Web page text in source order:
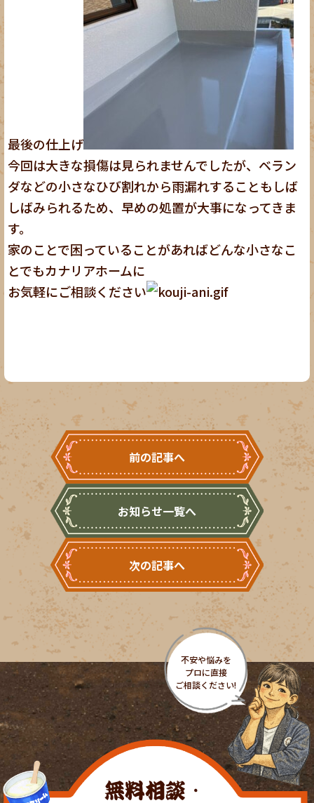
最後の仕上げ
今回は大きな損傷は見られませんでしたが、ベラン
ダなどの小さなひび割れから雨漏れすることもしば
しばみられるため、早めの処置が大事になってきま
す。
家のことで困っていることがあればどんな小さなこ
とでもカナリアホームに
お気軽にご相談ください
前の記事へ
お知らせ一覧へ
次の記事へ
無料相談・